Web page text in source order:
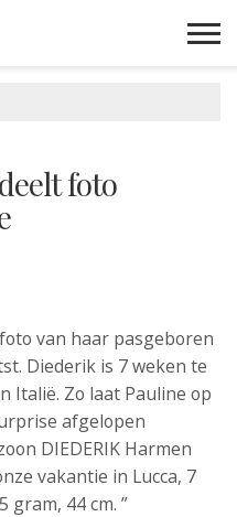
foto
van haar pasgeboren
Diederik is 7 weken te
Italië. Zo laat Pauline op
afgelopen
DIEDERIK Harmen
vakantie in Lucca, 7
gram, 44 cm. ”